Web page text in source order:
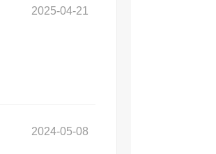
2025-04-21
2024-05-08